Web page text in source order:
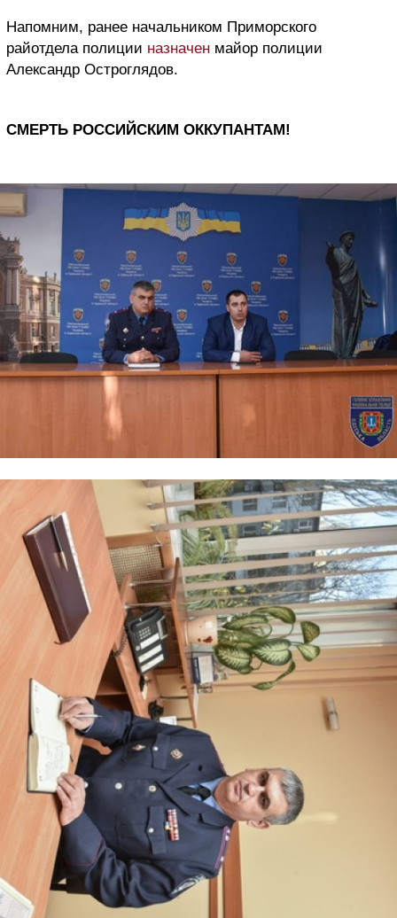
Напомним, ранее начальником Приморского
райотдела полиции назначен майор полиции
Александр Остроглядов.
СМЕРТЬ РОССИЙСКИМ ОККУПАНТАМ!